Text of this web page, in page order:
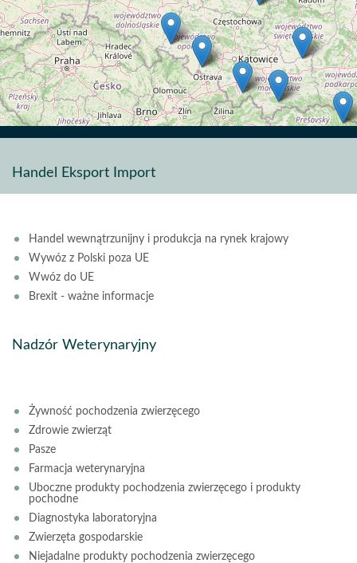
Handel Eksport Import
Handel wewnątrzunijny i produkcja na rynek krajowy
Wywóz z Polski poza UE
Wwóz do UE
Brexit - ważne informacje
Nadzór Weterynaryjny
Żywność pochodzenia zwierzęcego
Zdrowie zwierząt
Pasze
Farmacja weterynaryjna
Uboczne produkty pochodzenia zwierzęcego i produkty
pochodne
Diagnostyka laboratoryjna
Zwierzęta gospodarskie
Niejadalne produkty pochodzenia zwierzęcego